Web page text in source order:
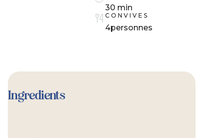
30 min
CONVIVES
4personnes
Ingredients